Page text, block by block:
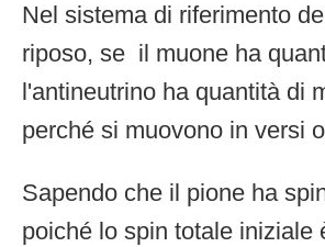
Nel sistema di riferimento
riposo, se il muone ha
l'antineutrino ha quantità di
perché si muovono in versi
Sapendo che il pione ha
poiché lo spin totale iniziale